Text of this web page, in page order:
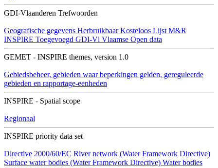
GDI-Vlaanderen Trefwoorden
Geografische gegevens Herbruikbaar Kosteloos Lijst M&R
INSPIRE Toegevoegd GDI-Vl Vlaamse Open data
GEMET - INSPIRE themes, version 1.0
Gebiedsbeheer, gebieden waar beperkingen gelden, gereguleerde
gebieden en rapportage-eenheden
INSPIRE - Spatial scope
Regionaal
INSPIRE priority data set
Directive 2000/60/EC River network (Water Framework Directive)
Surface water bodies (Water Framework Directive) Water bodies